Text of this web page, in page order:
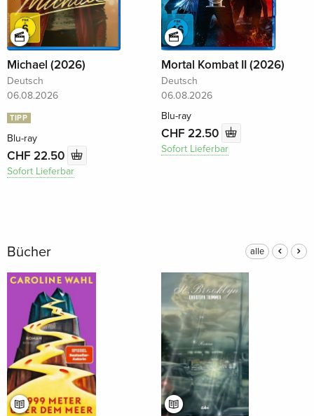
Michael (2026)
Deutsch
06.08.2026
TIPP
Blu-ray
CHF 22.50
Sofort Lieferbar
Mortal Kombat II (2026)
Deutsch
06.08.2026
Blu-ray
CHF 22.50
Sofort Lieferbar
Bücher alle